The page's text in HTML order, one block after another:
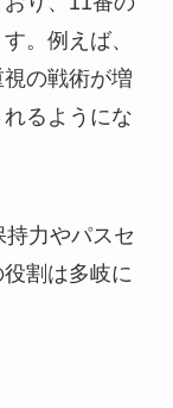
。例えば、
の戦術が増
るようにな
力やパスセ
割は多岐に